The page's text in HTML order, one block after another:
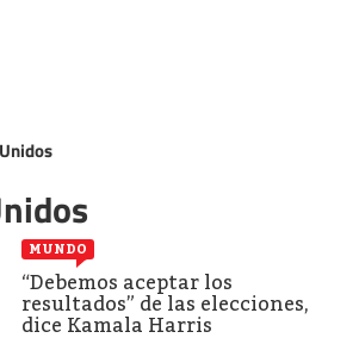
MUNDO
“Debemos aceptar los
resultados” de las elecciones,
dice Kamala Harris